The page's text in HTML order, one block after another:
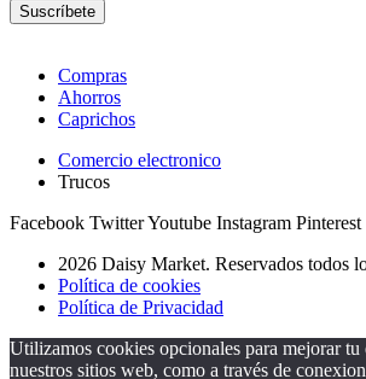
Suscríbete
Compras
Ahorros
Caprichos
Comercio electronico
Trucos
Facebook TwitterYoutube Instagram Pinterest
2026 Daisy Market. Reservados todos
Política de cookies
Política de Privacidad
Utilizamos cookies opcionales para mejorar tu
nuestros sitios web, como a través de